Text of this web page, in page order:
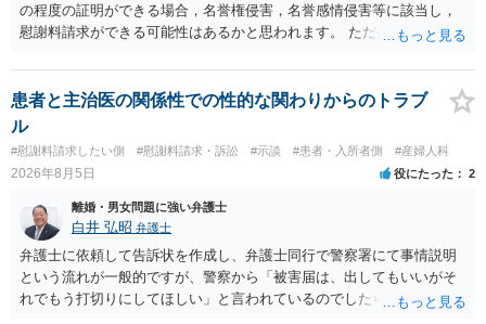
の程度の証明ができる場合，名誉権侵害，名誉感情侵害等に該当し，
慰謝料請求ができる可能性はあるかと思われます。 ただ弁護士費用を
た方が良いでしょう。
患者と主治医の関係性での性的な関わりからのトラブ
ル
#慰謝料請求したい側 #慰謝料請求・訴訟 #示談 #患者・入所者側 #産婦人科
2026年8月5日 役にたった 2
離婚・男女問題に強い弁護士
白井 弘昭 弁護士
弁護士に依頼して告訴状を作成し、弁護士同行で警察署にて事情説明
という流れが一般的ですが、警察から「被害届は、出してもいいがそ
れでもう打切りにしてほしい」と言われているのでしたら、あまり結